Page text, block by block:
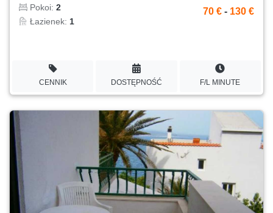
Pokoi: 2
Łazienek: 1
70 € - 130 €
CENNIK DOSTĘPNOŚĆ F/L MINUTE